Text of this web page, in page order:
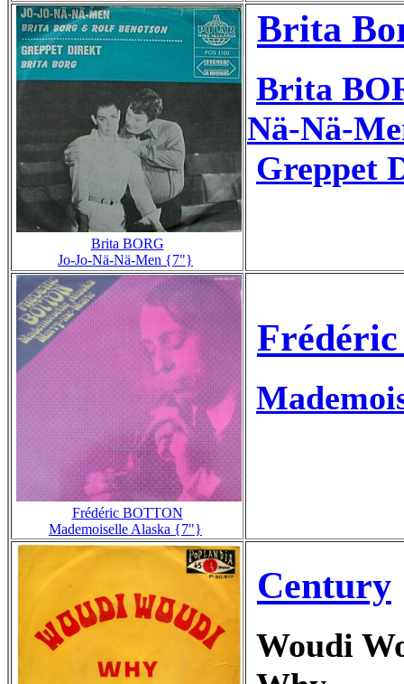
Brita BORG
Jo-Jo-Nä-Nä-Men {7"}
Brita
Brita
Nä-Nä-
Greppet
Frédéric BOTTON
Mademoiselle Alaska {7"}
Century
Woudi